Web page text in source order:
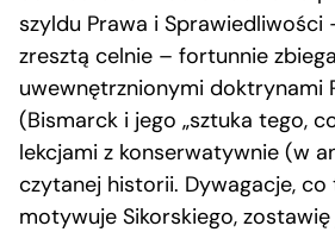
szyldu Prawa i Sprawiedliwości
zresztą celnie – fortunnie
uwewnętrznionymi doktrynami
(Bismarck i jego „sztuka tego,
lekcjami z konserwatywnie (w
czytanej historii. Dywagacje, co
motywuje Sikorskiego,